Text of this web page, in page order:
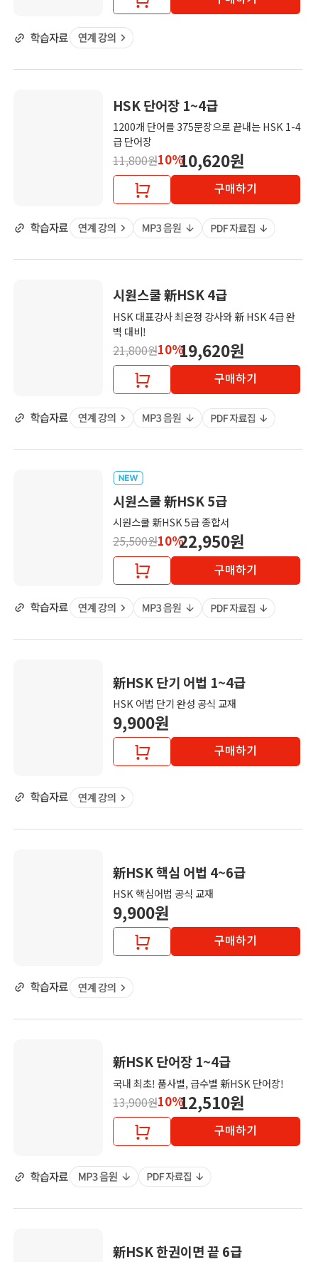
HSK 단어장 1~4급
1200개 단어를 375문장으로 끝내는 HSK 1-4
급 단어장
11,800원10%10,620원
구매하기
시원스쿨 新HSK 4급
HSK 대표강사 최은정 강사와 新 HSK 4급 완
벽 대비!
21,800원10%19,620원
구매하기
시원스쿨 新HSK 5급
시원스쿨 新HSK 5급 종합서
25,500원10%22,950원
구매하기
新HSK 단기 어법 1~4급
HSK 어법 단기 완성 공식 교재
9,900원
구매하기
新HSK 핵심 어법 4~6급
HSK 핵심어법 공식 교재
9,900원
구매하기
新HSK 단어장 1~4급
국내 최초! 품사별, 급수별 新HSK 단어장!
13,900원10%12,510원
구매하기
新HSK 한권이면 끝 6급